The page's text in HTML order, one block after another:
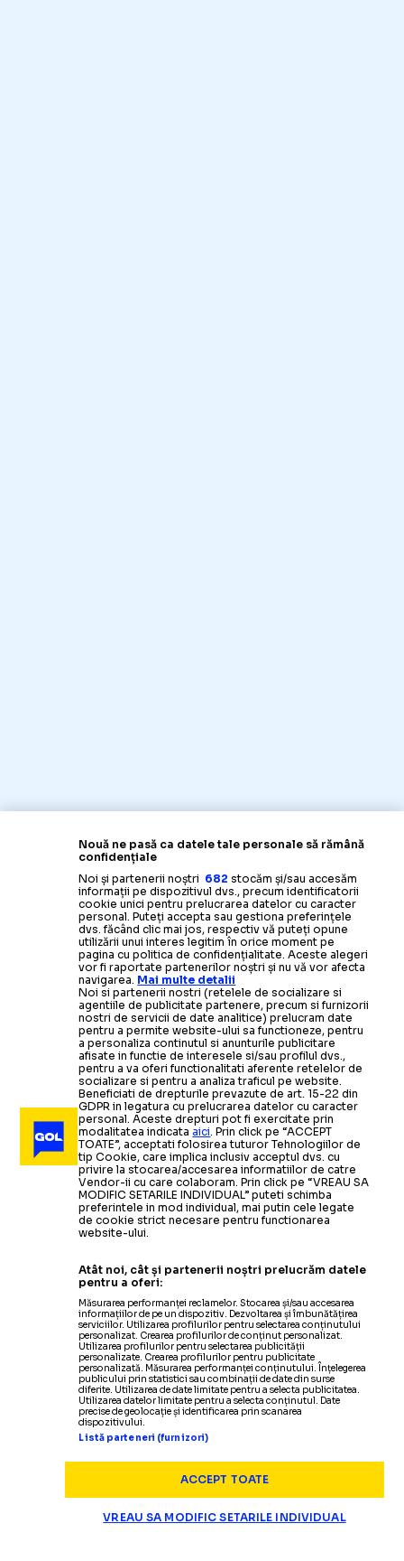
SUPERLIGA
ȘI-APIERDUT RĂBDAREA! Ultimul sezon ca
Nouă ne pasă ca datele tale personale să rămână
confidențiale
Noi și partenerii noștri 682 stocăm și/sau accesăm
informații pe dispozitivul dvs., precum identificatorii
cookie unici pentru prelucrarea datelor cu caracter
personal. Puteți accepta sau gestiona preferințele
dvs. făcând clic mai jos, respectiv vă puteți opune
utilizării unui interes legitim în orice moment pe
pagina cu politica de confidențialitate. Aceste alegeri
vor fi raportate partenerilor noștri și nu vă vor afecta
navigarea. Mai multe detalii
Noi si partenerii nostri (retelele de socializare si
agentiile de publicitate partenere, precum si furnizorii
nostri de servicii de date analitice) prelucram date
pentru a permite website-ului sa functioneze, pentru
a personaliza continutul si anunturile publicitare
afisate in functie de interesele si/sau profilul dvs.,
pentru a va oferi functionalitati aferente retelelor de
socializare si pentru a analiza traficul pe website.
Beneficiati de drepturile prevazute de art. 15-22 din
GDPR in legatura cu prelucrarea datelor cu caracter
personal. Aceste drepturi pot fi exercitate prin
modalitatea indicataaici. Prin click pe “ACCEPT
TOATE”, acceptati folosirea tuturor Tehnologiilor de
tip Cookie, care implica inclusiv acceptul dvs. cu
privire la stocarea/accesarea informatiilor de catre
Vendor-ii cu care colaboram. Prin click pe “VREAU SA
MODIFIC SETARILE INDIVIDUAL” puteti schimba
preferintele in mod individual, mai putin cele legate
de cookie strict necesare pentru functionarea
website-ului.
Atât noi, cât și partenerii noștri prelucrăm datele
pentru a oferi:
Măsurarea performanței reclamelor. Stocarea și/sau accesarea
informațiilor de pe un dispozitiv. Dezvoltarea și îmbunătățirea
serviciilor. Utilizarea profilurilor pentru selectarea conținutului
personalizat. Crearea profilurilor de conținut personalizat.
Utilizarea profilurilor pentru selectarea publicității
personalizate. Crearea profilurilor pentru publicitate
personalizată. Măsurarea performanței conținutului. Înțelegerea
publicului prin statistici sau combinații de date din surse
diferite. Utilizarea de date limitate pentru a selecta publicitatea.
Utilizarea datelor limitate pentru a selecta conținutul. Date
precise de geolocație și identificarea prin scanarea
dispozitivului.
Listă parteneri (furnizori)
ACCEPT TOATE
VREAU SA MODIFIC SETARILE INDIVIDUAL